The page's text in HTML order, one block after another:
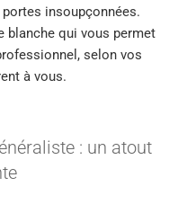
insoupçonnées.
blanche qui vous permet
selon vos
à vous.
: un atout